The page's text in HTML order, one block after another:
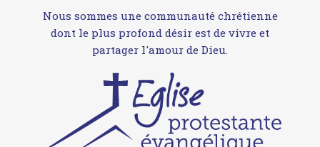
Nous sommes une communauté chrétienne
dont le plus profond désir est de vivre et
partager l'amour de Dieu.